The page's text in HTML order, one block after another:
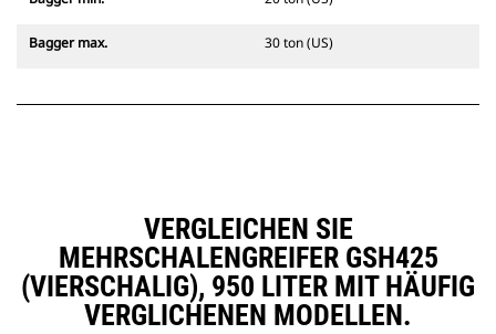
Bagger max. 30 ton (US)
VERGLEICHEN SIE
MEHRSCHALENGREIFER GSH425
(VIERSCHALIG), 950 LITER MIT HÄUFIG
VERGLICHENEN MODELLEN.